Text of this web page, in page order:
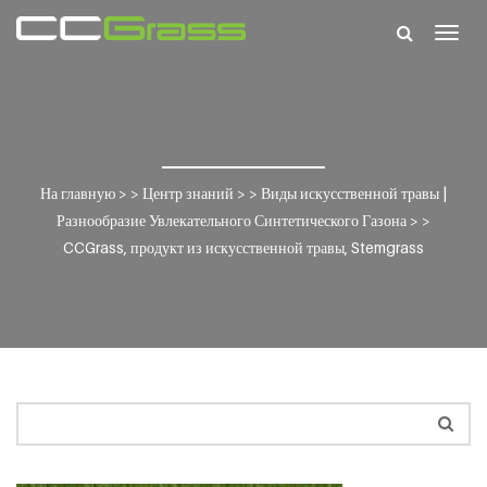
На главную > > Центр знаний > > Виды искусственной травы |
Разнообразие Увлекательного Синтетического Газона > >
CCGrass, продукт из искусственной травы, Stemgrass